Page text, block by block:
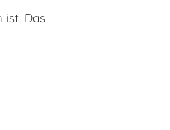
Das